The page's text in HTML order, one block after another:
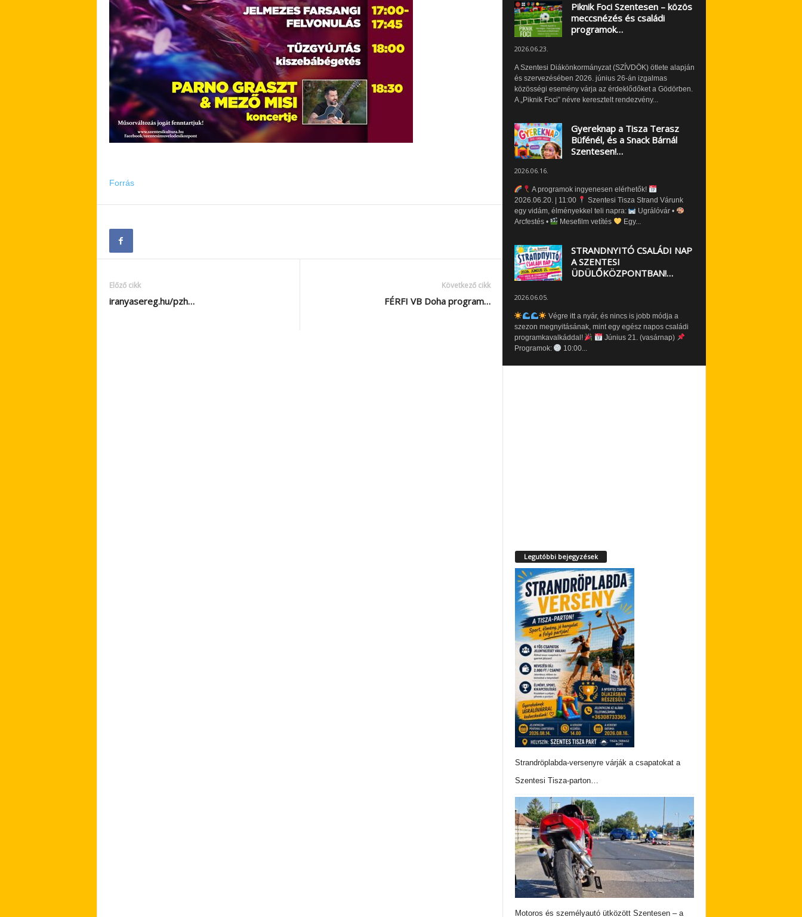
Forrás
Előző cikk
iranyasereg.hu/pzh…
Következő cikk
FÉRFI VB Doha program…
Piknik Foci Szentesen – közös
meccsnézés és családi
programok…
2026.06.23.
A Szentesi Diákönkormányzat (SZÍVDÖK) ötlete alapján
és szervezésében 2026. június 26-án izgalmas
közösségi esemény várja az érdeklődőket a Gödörben.
A „Piknik Foci” névre keresztelt rendezvény...
Gyereknap a Tisza Terasz
Büfénél, és a Snack Bárnál
Szentesen!…
2026.06.16.
A programok ingyenesen elérhetők!
2026.06.20. | 11:00
Szentesi Tisza Strand Várunk
egy vidám, élményekkel teli napra:
Ugrálóvár •
Arcfestés •
Mesefilm vetítés Egy...
STRANDNYITÓ CSALÁDI NAP
A SZENTESI
ÜDÜLŐKÖZPONTBAN!…
2026.06.05.
Végre itt a nyár, és nincs is jobb módja a
szezon megnyitásának, mint egy egész napos családi
programkavalkáddal!
Június 21. (vasárnap)
Programok:
10:00...
Legutóbbi bejegyzések
Strandröplabda-versenyre várják a csapatokat a
Szentesi Tisza-parton…
Motoros és személyautó ütközött Szentesen – a